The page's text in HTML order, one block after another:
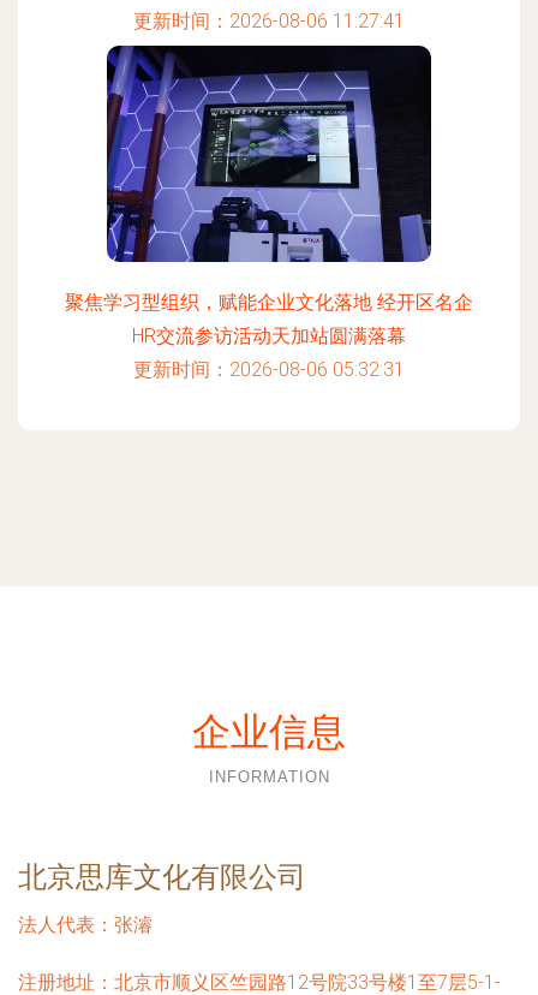
更新时间：2026-08-06 11:27:41
聚焦学习型组织，赋能企业文化落地 经开区名企
HR交流参访活动天加站圆满落幕
更新时间：2026-08-06 05:32:31
企业信息
INFORMATION
北京思库文化有限公司
法人代表： 张濬
注册地址： 北京市顺义区竺园路12号院33号楼1至7层5-1-